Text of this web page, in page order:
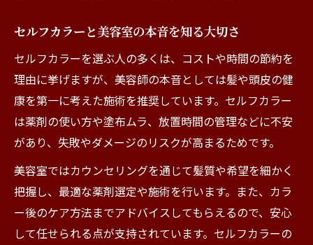
コツ
髪質や肌色から美容室ヘアカラーを選ぶ方
法
セルフカラーで失敗しない色選びのポイン
ト
美容室おすすめのカラーバリエーション解
自分に合う美容室カラーの見極め方
セルフカラー後の髪に必要な対策法
セルフカラー後に美容室でケアする重要性
セルフカラーと美容室の本音を知る大切さ
セルフカラーを選ぶ人の多くは、コストや時間の節約を
理由に挙げますが、美容師の本音としては髪や頭皮の健
康を第一に考えた施術を推奨しています。セルフカラー
は薬剤の使い方や塗布ムラ、放置時間の管理などに不安
があり、失敗やダメージのリスクが高まるためです。
美容室ではカウンセリングを通じて髪質や希望を細かく
把握し、最適な薬剤選定や施術を行います。また、カラ
ー後のケア方法までアドバイスしてもらえるので、安心
して任せられる点が支持されています。セルフカラーの